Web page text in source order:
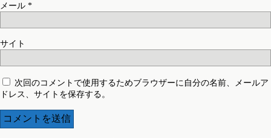
メール *
サイト
次回のコメントで使用するためブラウザーに自分の名前、メールア
ドレス、サイトを保存する。